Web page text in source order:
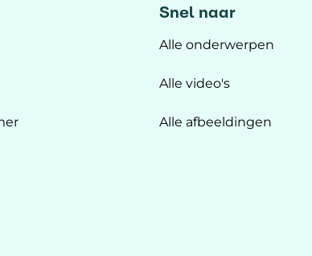
Snel naar
Alle onderwerpen
Alle video's
Alle afbeeldingen